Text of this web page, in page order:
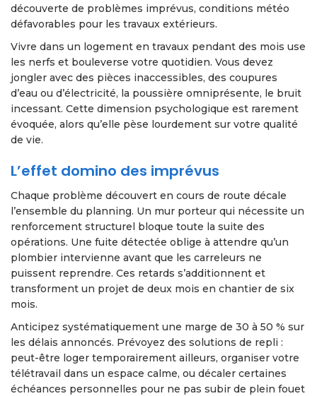
découverte de problèmes imprévus, conditions météo
défavorables pour les travaux extérieurs.
Vivre dans un logement en travaux pendant des mois use
les nerfs et bouleverse votre quotidien. Vous devez
jongler avec des pièces inaccessibles, des coupures
d’eau ou d’électricité, la poussière omniprésente, le bruit
incessant. Cette dimension psychologique est rarement
évoquée, alors qu’elle pèse lourdement sur votre qualité
de vie.
L’effet domino des imprévus
Chaque problème découvert en cours de route décale
l’ensemble du planning. Un mur porteur qui nécessite un
renforcement structurel bloque toute la suite des
opérations. Une fuite détectée oblige à attendre qu’un
plombier intervienne avant que les carreleurs ne
puissent reprendre. Ces retards s’additionnent et
transforment un projet de deux mois en chantier de six
mois.
Anticipez systématiquement une marge de 30 à 50 % sur
les délais annoncés. Prévoyez des solutions de repli :
peut-être loger temporairement ailleurs, organiser votre
télétravail dans un espace calme, ou décaler certaines
échéances personnelles pour ne pas subir de plein fouet